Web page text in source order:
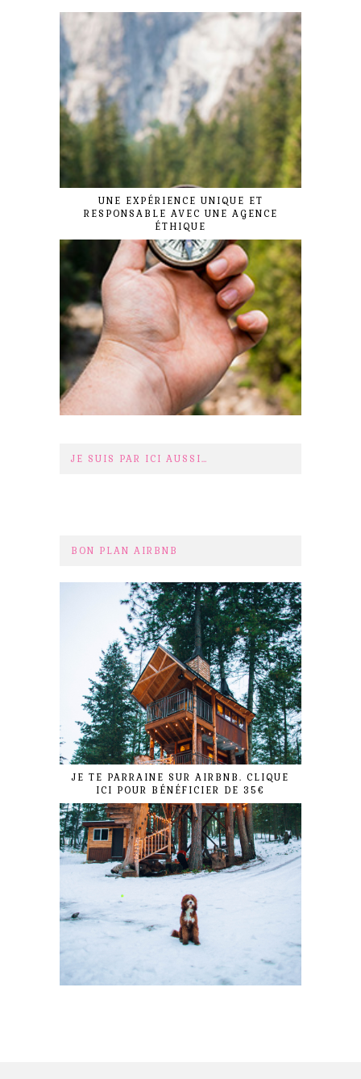
UNE EXPÉRIENCE UNIQUE ET
RESPONSABLE AVEC UNE AGENCE
ÉTHIQUE
JE SUIS PAR ICI AUSSI…
BON PLAN AIRBNB
JE TE PARRAINE SUR AIRBNB. CLIQUE
ICI POUR BÉNÉFICIER DE 35€